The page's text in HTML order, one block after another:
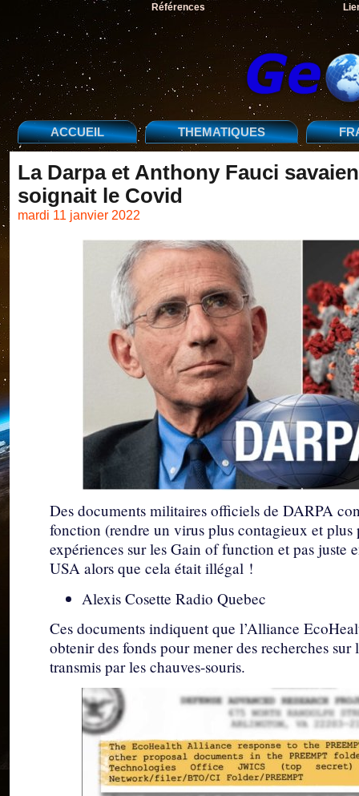
Références
ACCUEIL THEMATIQUES
La Darpa et Anthony Fauci
soignait le Covid
mardi 11 janvier 2022
Des documents militaires officiels de DARPA
fonction (rendre un virus plus contagieux et
expériences sur les Gain of function et pas juste
USA alors que cela était illégal !
Alexis Cosette Radio Quebec
Ces documents indiquent que l’Alliance
obtenir des fonds pour mener des recherches
transmis par les chauves-souris.